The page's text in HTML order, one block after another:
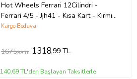
Hot Wheels Ferrari 12Cilindri -
Ferrari 4/5 - Jjh41 - Kısa Kart - Kırmızı
- Mattel 2026 (94/250) - L
Kargo Bedava
1675,99 TL 1318,99 TL
140,69 TL'den Başlayan Taksitlerle